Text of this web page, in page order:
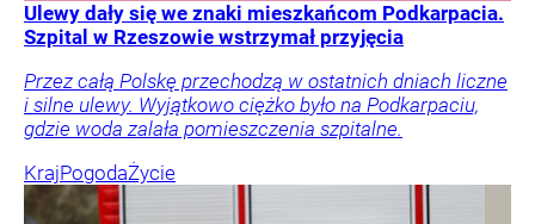
Ulewy dały się we znaki mieszkańcom Podkarpacia.
Szpital w Rzeszowie wstrzymał przyjęcia
Przez całą Polskę przechodzą w ostatnich dniach liczne
i silne ulewy. Wyjątkowo ciężko było na Podkarpaciu,
gdzie woda zalała pomieszczenia szpitalne.
KrajPogodaŻycie